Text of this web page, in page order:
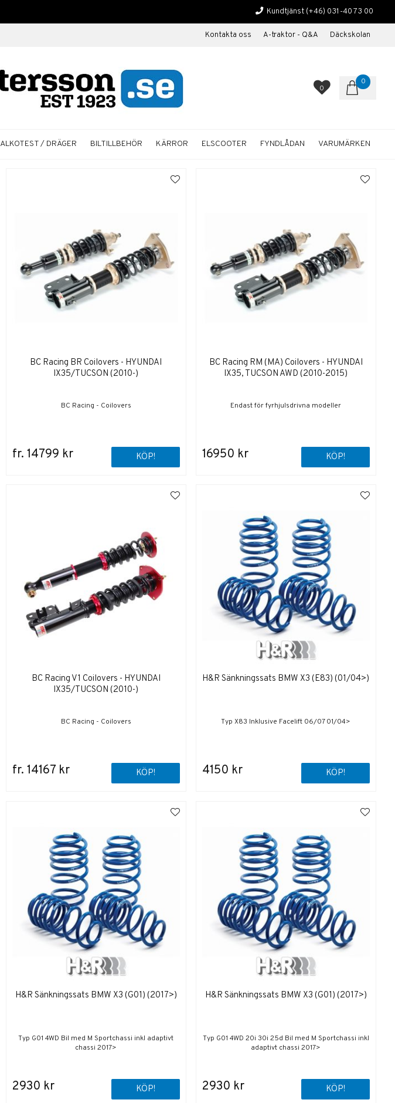
Kundtjänst (+46) 031-40 73 00
Kontakta oss A-traktor - Q&A Däckskolan
0
0
ALKOTEST / DRÄGER BILTILLBEHÖR KÄRROR ELSCOOTER FYNDLÅDAN VARUMÄRKEN
BC Racing BR Coilovers - HYUNDAI
IX35/TUCSON (2010-)
BC Racing - Coilovers
fr. 14799 kr KÖP!
BC Racing RM (MA) Coilovers - HYUNDAI
IX35, TUCSON AWD (2010-2015)
Endast för fyrhjulsdrivna modeller
16950 kr KÖP!
BC Racing V1 Coilovers - HYUNDAI
IX35/TUCSON (2010-)
BC Racing - Coilovers
fr. 14167 kr KÖP!
H&R Sänkningssats BMW X3 (E83) (01/04>)
Typ X83 Inklusive Facelift 06/07 01/04>
4150 kr KÖP!
H&R Sänkningssats BMW X3 (G01) (2017>)
Typ G01 4WD Bil med M Sportchassi inkl adaptivt
chassi 2017>
2930 kr KÖP!
H&R Sänkningssats BMW X3 (G01) (2017>)
Typ G01 4WD 20i 30i 25d Bil med M Sportchassi inkl
adaptivt chassi 2017>
2930 kr KÖP!